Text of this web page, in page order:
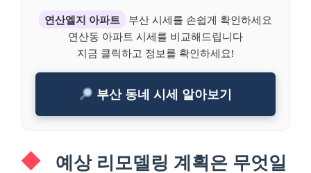
연산엘지 아파트
부산 시세를 손쉽게 확인하세요
연산동 아파트 시세를 비교해드립니다
지금 클릭하고 정보를 확인하세요!
부산 동네 시세 알아보기
예상 리모델링 계획은 무엇일